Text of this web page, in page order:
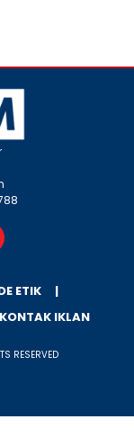
ETIK
KONTAK IKLAN
RESERVED